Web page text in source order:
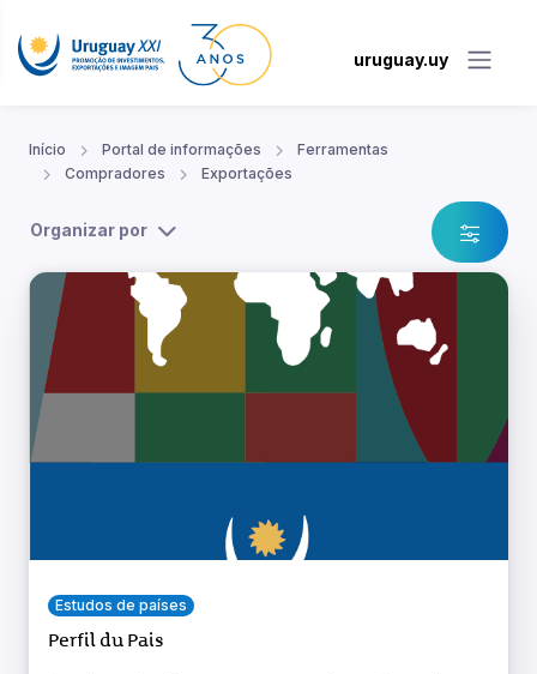
uruguay.uy
Início Portal de informações
Ferramentas
Compradores
Exportações
Organizar por
Estudos de países
Perfil du Pais